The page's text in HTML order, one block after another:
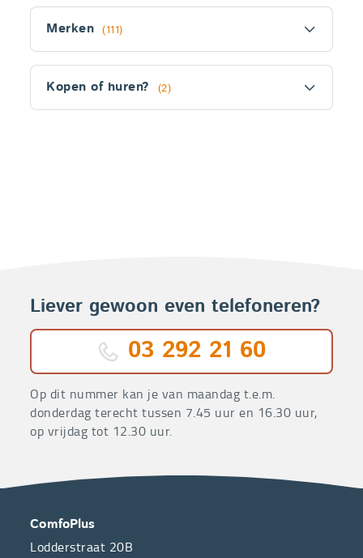
Filter
Merken (111)
Kopen of huren? (2)
Liever gewoon even telefoneren?
03 292 21 60
Op dit nummer kan je van maandag t.e.m.
donderdag terecht tussen 7.45 uur en 16.30 uur,
op vrijdag tot 12.30 uur.
OVER
ONS
CONTACT
ComfoPlus
Lodderstraat 20B